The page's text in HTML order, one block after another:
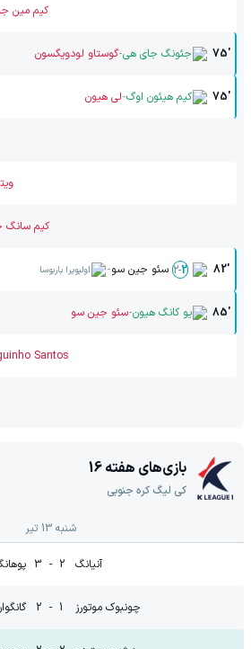
کیم مین
75' جئونگ جای هی-گوستاو لودویگسون
75' کیم هیئون اوگ-لی هیون
کیم سانگ
82'
2
-
2 سئو جین سو- اولیویرا باربوسا
85' یو کانگ هیون-سئو جین سو
Santos
بازی‌های هفته16
کی لیگ کره جنوبی
شنبه 13 تیر
آنیانگ 2
-
3
چونبوک موتورز 1
-
2